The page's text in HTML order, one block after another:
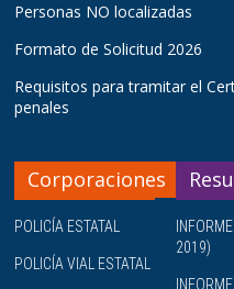
Personas NO localizadas
Formato de Solicitud 2026
Requisitos para tramitar el
penales
Corporaciones
POLICÍA ESTATAL
POLICÍA VIAL ESTATAL
2019)